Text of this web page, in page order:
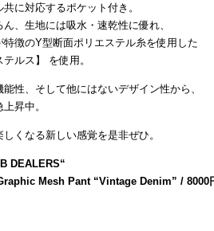
に対応するポケット付き。
、生地には吸水・速乾性に優れ、
徴のY型断面ポリエステル糸を使用した
テルス】 を使用。
性、そして他にはないデザイン性から、
昇中。
くなる新しい感覚を是非ぜひ。
DEALERS“
Mesh Pant “Vintage Denim” / 8000